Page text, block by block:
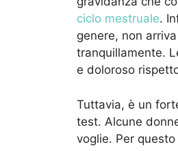
ciclo mestruale.
genere, non
tranquillamente.
e doloroso
Tuttavia, è un
test. Alcune
voglie. Per